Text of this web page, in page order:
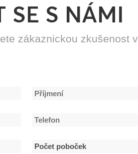
SE S NÁMI
zákaznickou zkušenost
Telefon
Počet